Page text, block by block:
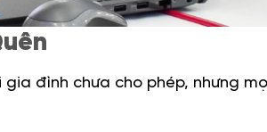
đình chưa cho phép, nhưng